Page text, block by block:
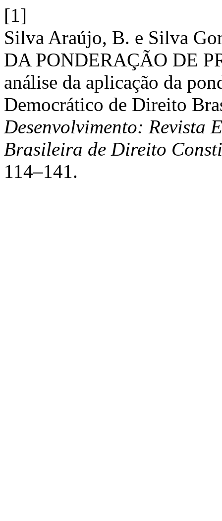
[1]
Silva Araújo, B. e Silva
DA PONDERAÇÃO DE
análise da aplicação da
Democrático de Direito
Desenvolvimento: Revista
Brasileira de Direito
114–141.